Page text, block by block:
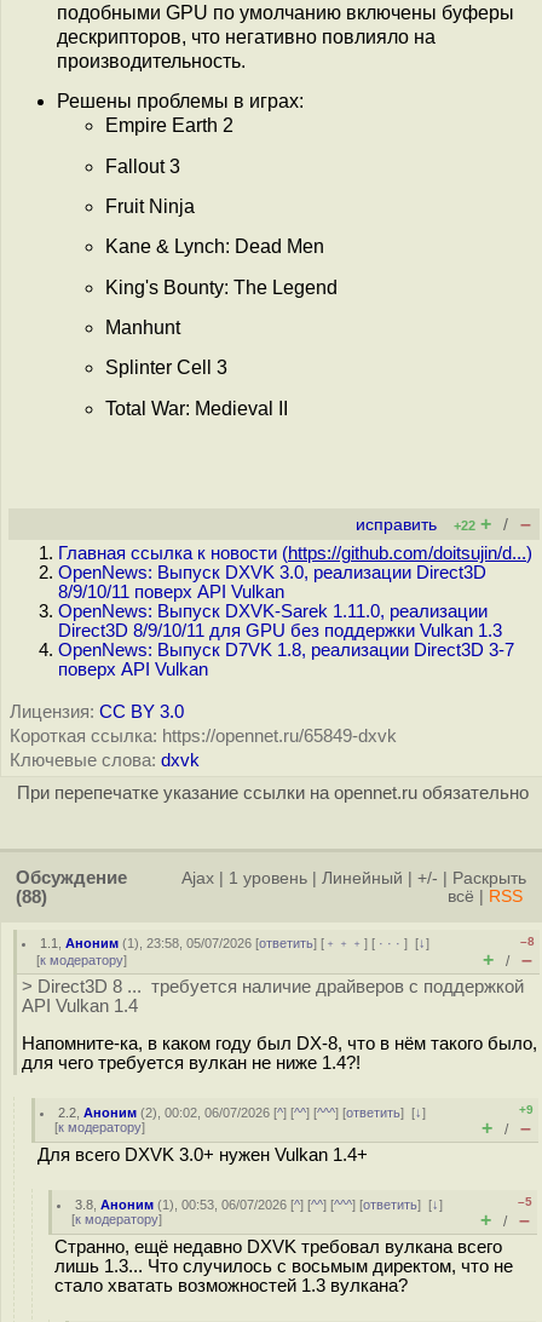
подобными GPU по умолчанию включены буферы
дескрипторов, что негативно повлияло на
производительность.
Решены проблемы в играх:
Empire Earth 2
Fallout 3
Fruit Ninja
Kane & Lynch: Dead Men
King's Bounty: The Legend
Manhunt
Splinter Cell 3
Total War: Medieval II
исправить +22 + / –
Главная ссылка к новости (https://github.com/doitsujin/d...)
OpenNews: Выпуск DXVK 3.0, реализации Direct3D
8/9/10/11 поверх API Vulkan
OpenNews: Выпуск DXVK-Sarek 1.11.0, реализации
Direct3D 8/9/10/11 для GPU без поддержки Vulkan 1.3
OpenNews: Выпуск D7VK 1.8, реализации Direct3D 3-7
поверх API Vulkan
Лицензия: CC BY 3.0
Короткая ссылка: https://opennet.ru/65849-dxvk
Ключевые слова: dxvk
При перепечатке указание ссылки на opennet.ru обязательно
Обсуждение
(88)
Ajax 1 уровень Линейный +/-
Раскрыть
всё
RSS
1.1 ,Аноним (1), 23:58, 05/07/2026 [ответить] [ ﹢﹢﹢] [ · · ·][↓]
[к модератору]
–8
+ / –
> Direct3D 8 ... требуется наличие драйверов с поддержкой
API Vulkan 1.4
Напомните-ка, в каком году был DX-8, что в нём такого было,
для чего требуется вулкан не ниже 1.4?!
2.2 ,Аноним (2), 00:02, 06/07/2026 [^] [^^] [^^^] [ответить][↓]
[к модератору]
+9
+ / –
Для всего DXVK 3.0+ нужен Vulkan 1.4+
3.8 ,Аноним (1), 00:53, 06/07/2026 [^] [^^] [^^^] [ответить][↓]
[к модератору]
–5
+ / –
Странно, ещё недавно DXVK требовал вулкана всего
лишь 1.3... Что случилось с восьмым директом, что не
стало хватать возможностей 1.3 вулкана?